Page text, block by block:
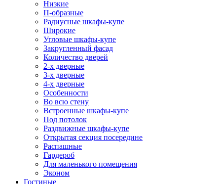
Низкие
П-образные
Радиусные шкафы-купе
Широкие
Угловые шкафы-купе
Закругленный фасад
Количество дверей
2-х дверные
3-х дверные
4-х дверные
Особенности
Во всю стену
Встроенные шкафы-купе
Под потолок
Раздвижные шкафы-купе
Открытая секция посередине
Распашные
Гардероб
Для маленького помещения
Эконом
Гостиные